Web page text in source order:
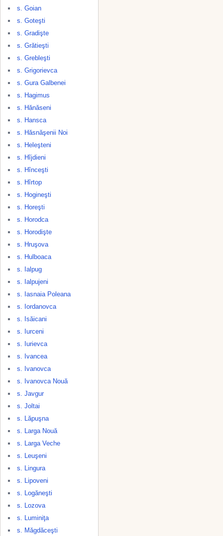
s. Goian
s. Goteşti
s. Gradişte
s. Grătieşti
s. Grebleşti
s. Grigorievca
s. Gura Galbenei
s. Hagimus
s. Hănăseni
s. Hansca
s. Hăsnăşenii Noi
s. Heleşteni
s. Hîjdieni
s. Hînceşti
s. Hîrtop
s. Hogineşti
s. Horeşti
s. Horodca
s. Horodişte
s. Hruşova
s. Hulboaca
s. Ialpug
s. Ialpujeni
s. Iasnaia Poleana
s. Iordanovca
s. Isăicani
s. Iurceni
s. Iurievca
s. Ivancea
s. Ivanovca
s. Ivanovca Nouă
s. Javgur
s. Joltai
s. Lăpuşna
s. Larga Nouă
s. Larga Veche
s. Leuşeni
s. Lingura
s. Lipoveni
s. Logăneşti
s. Lozova
s. Luminiţa
s. Măgdăceşti